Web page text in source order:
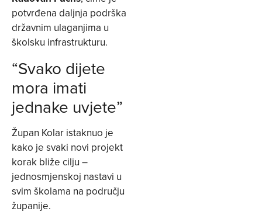
potvrđena daljnja podrška
državnim ulaganjima u
školsku infrastrukturu.
“Svako dijete
mora imati
jednake uvjete”
Župan Kolar istaknuo je
kako je svaki novi projekt
korak bliže cilju –
jednosmjenskoj nastavi u
svim školama na području
županije.